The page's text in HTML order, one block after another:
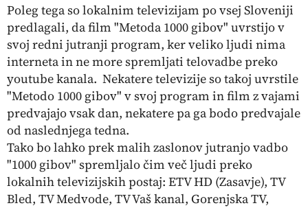
Poleg tega so lokalnim televizijam po vsej Sloveniji
predlagali, da film "Metoda 1000 gibov" uvrstijo v
svoj redni jutranji program, ker veliko ljudi nima
interneta in ne more spremljati telovadbe preko
youtube kanala. Nekatere televizije so takoj uvrstile
"Metodo 1000 gibov" v svoj program in film z vajami
predvajajo vsak dan, nekatere pa ga bodo predvajale
od naslednjega tedna.
Tako bo lahko prek malih zaslonov jutranjo vadbo
"1000 gibov" spremljalo čim več ljudi preko
lokalnih televizijskih postaj: ETV HD (Zasavje), TV
Bled, TV Medvode, TV Vaš kanal, Gorenjska TV,